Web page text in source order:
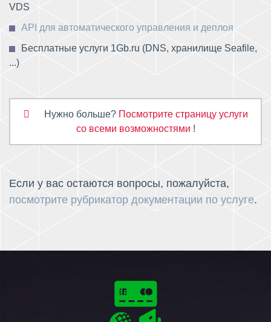
VDS
API для автоматического управления и деплоя
Бесплатные услуги 1Gb.ru (DNS, хранилище Seafile,
...)
Нужно больше? Посмотрите страницу услуги
со всеми возможностями !
Если у вас остаются вопросы, пожалуйста,
посмотрите рубрикатор документации по услуге.